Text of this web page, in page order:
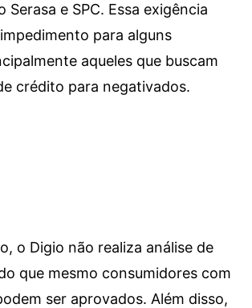
Serasa e SPC. Essa exigência
para alguns
aqueles que buscam
crédito para negativados.
o Digio não realiza análise de
que mesmo consumidores com
ser aprovados. Além disso,